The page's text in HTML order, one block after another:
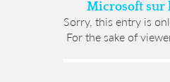
Microsoft sur
Sorry, this entry is
For the sake of